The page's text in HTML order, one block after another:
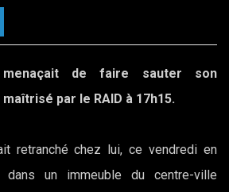
menaçait de faire sauter son
par le RAID à 17h15.
retranché chez lui, ce vendredi en
dans un immeuble du centre-ville